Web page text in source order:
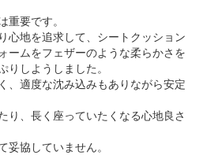
重要です。
心地を追求して、シートクッション
ームをフェザーのような柔らかさを
りしようしました。
、適度な沈み込みもありながら安定
り、長く座っていたくなる心地良さ
妥協していません。